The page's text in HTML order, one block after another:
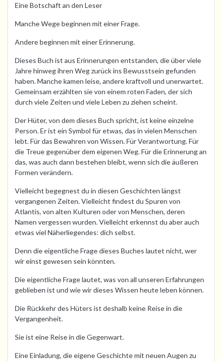
Eine Botschaft an den Leser
Manche Wege beginnen mit einer Frage.
Andere beginnen mit einer Erinnerung.
Dieses Buch ist aus Erinnerungen entstanden, die über viele
Jahre hinweg ihren Weg zurück ins Bewusstsein gefunden
haben. Manche kamen leise, andere kraftvoll und unerwartet.
Gemeinsam erzählten sie von einem roten Faden, der sich
durch viele Zeiten und viele Leben zu ziehen scheint.
Der Hüter, von dem dieses Buch spricht, ist keine einzelne
Person. Er ist ein Symbol für etwas, das in vielen Menschen
lebt. Für das Bewahren von Wissen. Für Verantwortung. Für
die Treue gegenüber dem eigenen Weg. Für die Erinnerung an
das, was auch dann bestehen bleibt, wenn sich die äußeren
Formen verändern.
Vielleicht begegnest du in diesen Geschichten längst
vergangenen Zeiten. Vielleicht findest du Spuren von
Atlantis, von alten Kulturen oder von Menschen, deren
Namen vergessen wurden. Vielleicht erkennst du aber auch
etwas viel Näherliegendes: dich selbst.
Denn die eigentliche Frage dieses Buches lautet nicht, wer
wir einst gewesen sein könnten.
Die eigentliche Frage lautet, was von all unseren Erfahrungen
geblieben ist und wie wir dieses Wissen heute leben können.
Die Rückkehr des Hüters ist deshalb keine Reise in die
Vergangenheit.
Sie ist eine Reise in die Gegenwart.
Eine Einladung, die eigene Geschichte mit neuen Augen zu